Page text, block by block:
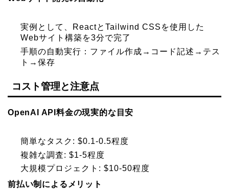
実例として、ReactとTailwind CSSを使用した
Webサイト構築を3分で完了
手順の自動実行：ファイル作成→コード記述→テス
ト→保存
コスト管理と注意点
OpenAI API料金の現実的な目安
簡単なタスク: $0.1-0.5程度
複雑な調査: $1-5程度
大規模プロジェクト: $10-50程度
前払い制によるメリット